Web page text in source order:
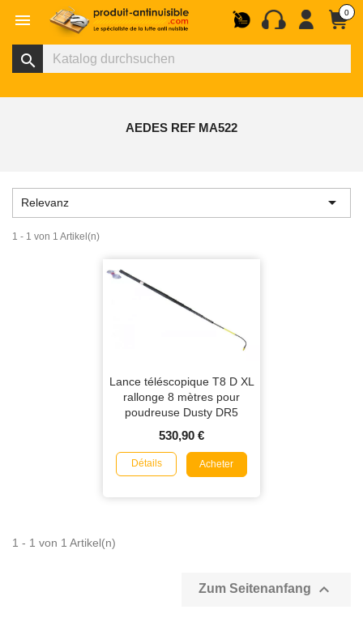
 0
search
AEDES REF MA522
Relevanz 
1 - 1 von 1 Artikel(n)
Lance téléscopique T8 D XL
rallonge 8 mètres pour
poudreuse Dusty DR5
530,90 €
Détails Acheter
1 - 1 von 1 Artikel(n)
Zum Seitenanfang 